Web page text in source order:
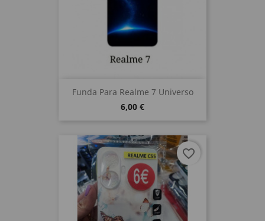
Funda Para Realme 7 Universo
6,00 €
favorite_border